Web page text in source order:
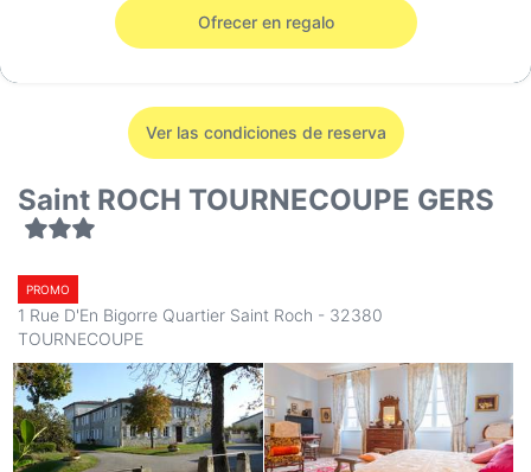
Ofrecer en regalo
Ver las condiciones de reserva
Saint ROCH TOURNECOUPE GERS
PROMO
1 Rue D'En Bigorre Quartier Saint Roch - 32380
TOURNECOUPE